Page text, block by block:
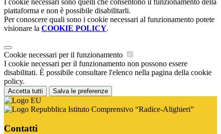
I cookie necessari sono quelli che consentono il funzionamento della
piattaforma e non è possibile disabilitarli.
Per conoscere quali sono i cookie necessari al funzionamento potete
visionare la COOKIE POLICY.
Cookie necessari per il funzionamento
I cookie necessari per il funzionamento non possono essere
disabilitati. È possibile consultare l'elenco nella pagina della cookie
policy.
Accetta tutti Salva le preferenze
Istituto Comprensivo “Radice-Alighieri”
Contatti